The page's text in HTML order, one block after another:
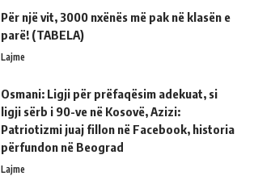
Për një vit, 3000 nxënës më pak në klasën e
parë! (TABELA)
Lajme
Osmani: Ligji për prëfaqësim adekuat, si
ligji sërb i 90-ve në Kosovë, Azizi:
Patriotizmi juaj fillon në Facebook, historia
përfundon në Beograd
Lajme